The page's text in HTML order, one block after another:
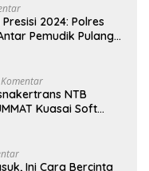
2024: Polres
Pemudik Pulang
NTB
Kuasai Soft
Ini Cara Bercinta